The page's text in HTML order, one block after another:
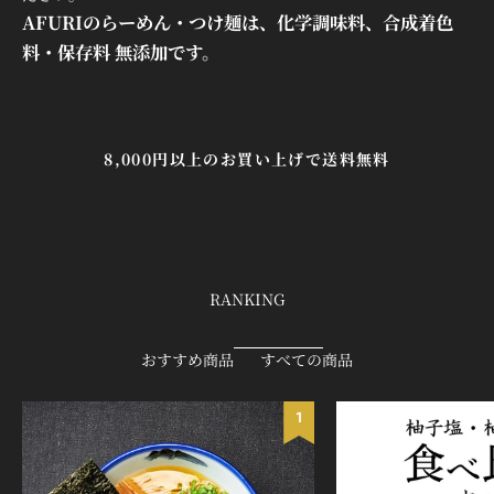
AFURIのらーめん・つけ麺は、化学調味料、合成着色
料・保存料 無添加です。
8,000円以上のお買い上げで送料無料
RANKING
おすすめ商品 すべての商品
1